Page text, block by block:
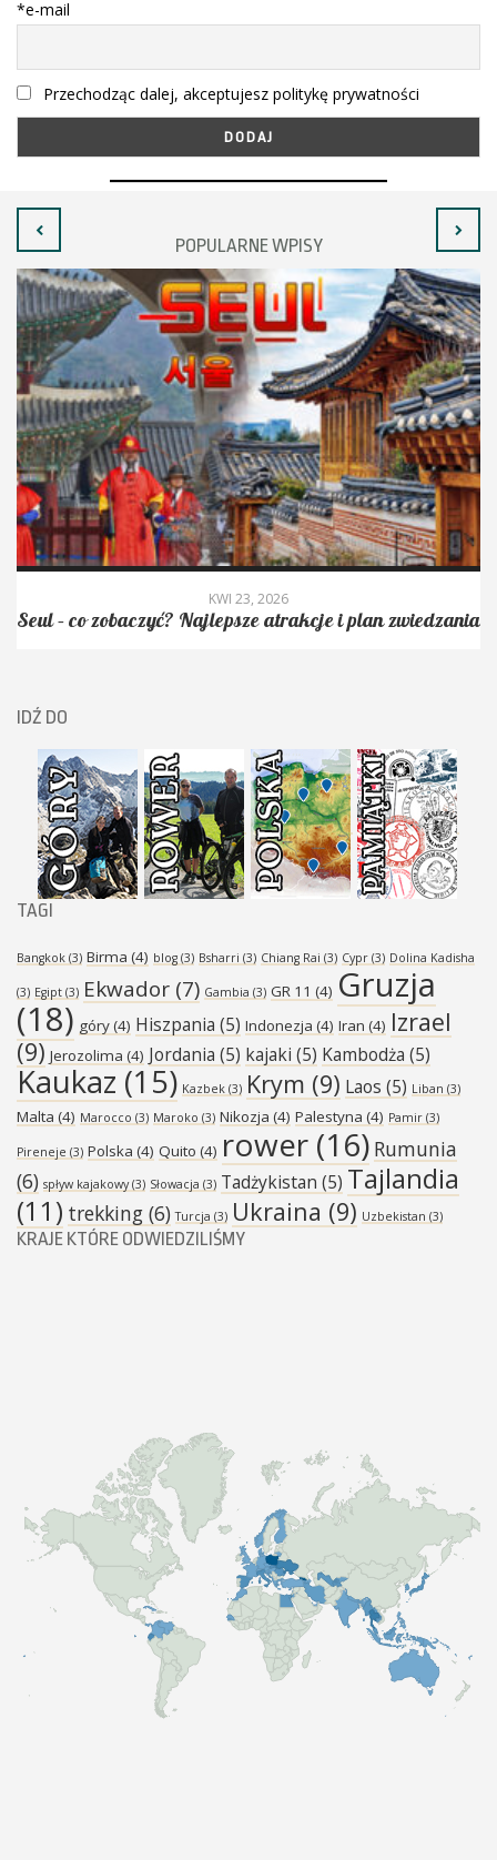
*e-mail
Przechodząc dalej, akceptujesz politykę prywatności
POPULARNE WPISY
KWI 23, 2026
Seul – co zobaczyć? Najlepsze atrakcje i plan zwiedzania
IDŹ DO
TAGI
Bangkok (3) Birma (4) blog (3) Bsharri (3) Chiang Rai (3) Cypr (3) Dolina Kadisha
(3) Egipt (3) Ekwador (7) Gambia (3) GR 11 (4) Gruzja
(18) góry(4) Hiszpania (5) Indonezja (4) Iran (4) Izrael
(9) Jerozolima (4) Jordania (5) kajaki (5) Kambodża (5)
Kaukaz (15) Kazbek (3) Krym (9) Laos (5) Liban (3)
Malta (4) Marocco (3) Maroko (3) Nikozja (4) Palestyna (4) Pamir (3)
Pireneje (3) Polska (4) Quito (4) rower (16) Rumunia
(6) spływ kajakowy(3) Słowacja (3) Tadżykistan (5) Tajlandia
(11) trekking (6) Turcja (3) Ukraina (9) Uzbekistan (3)
KRAJE KTÓRE ODWIEDZILIŚMY